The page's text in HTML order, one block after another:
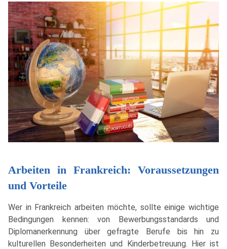
Arbeiten in Frankreich: Voraussetzungen
und Vorteile
Wer in Frankreich arbeiten möchte, sollte einige wichtige
Bedingungen kennen: von Bewerbungsstandards und
Diplomanerkennung über gefragte Berufe bis hin zu
kulturellen Besonderheiten und Kinderbetreuung. Hier ist